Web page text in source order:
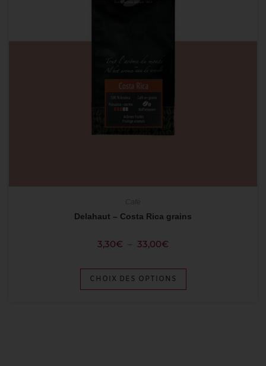
Delahaut – Costa Rica grains
3,30€ 33,00€
CHOIX DES OPTIONS